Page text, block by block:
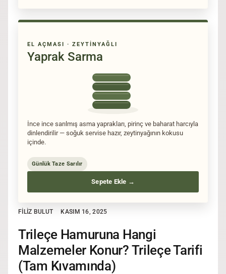
EL AÇMASI · ZEYTINYAĞLI
Yaprak Sarma
İnce ince sarılmış asma yaprakları, pirinç ve baharat harcıyla
dinlendirilir — soğuk servise hazır, zeytinyağının kokusu
içinde.
Günlük Taze Sarılır
Sepete Ekle →
FILIZ BULUT KASIM 16, 2025
Trileçe Hamuruna Hangi
Malzemeler Konur? Trileçe Tarifi
(Tam Kıvamında)